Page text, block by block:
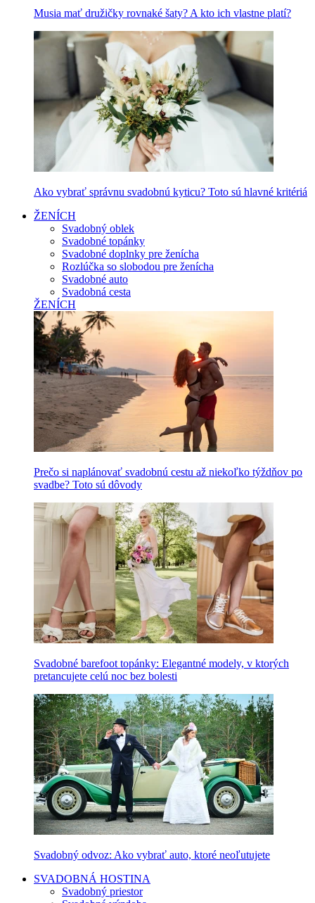
Musia mať družičky rovnaké šaty? A kto ich vlastne platí?
Ako vybrať správnu svadobnú kyticu? Toto sú hlavné kritériá
ŽENÍCH
Svadobný oblek
Svadobné topánky
Svadobné doplnky pre ženícha
Rozlúčka so slobodou pre ženícha
Svadobné auto
Svadobná cesta
ŽENÍCH
Prečo si naplánovať svadobnú cestu až niekoľko týždňov po
svadbe? Toto sú dôvody
Svadobné barefoot topánky: Elegantné modely, v ktorých
pretancujete celú noc bez bolesti
Svadobný odvoz: Ako vybrať auto, ktoré neoľutujete
SVADOBNÁ HOSTINA
Svadobný priestor